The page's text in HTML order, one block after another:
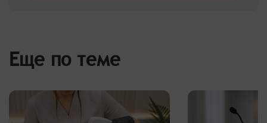
Еще по теме